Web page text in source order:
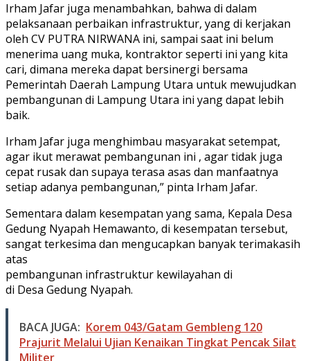
Irham Jafar juga menambahkan, bahwa di dalam
pelaksanaan perbaikan infrastruktur, yang di kerjakan
oleh CV PUTRA NIRWANA ini, sampai saat ini belum
menerima uang muka, kontraktor seperti ini yang kita
cari, dimana mereka dapat bersinergi bersama
Pemerintah Daerah Lampung Utara untuk mewujudkan
pembangunan di Lampung Utara ini yang dapat lebih
baik.
Irham Jafar juga menghimbau masyarakat setempat,
agar ikut merawat pembangunan ini , agar tidak juga
cepat rusak dan supaya terasa asas dan manfaatnya
setiap adanya pembangunan,” pinta Irham Jafar.
Sementara dalam kesempatan yang sama, Kepala Desa
Gedung Nyapah Hemawanto, di kesempatan tersebut,
sangat terkesima dan mengucapkan banyak terimakasih
atas
pembangunan infrastruktur kewilayahan di
di Desa Gedung Nyapah.
BACA JUGA: Korem 043/Gatam Gembleng 120
Prajurit Melalui Ujian Kenaikan Tingkat Pencak Silat
Militer